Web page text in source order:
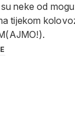
neke od
tijekom